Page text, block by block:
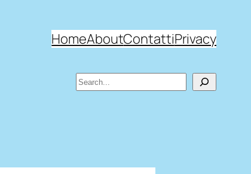
HomeAboutContattiPrivacy
Search